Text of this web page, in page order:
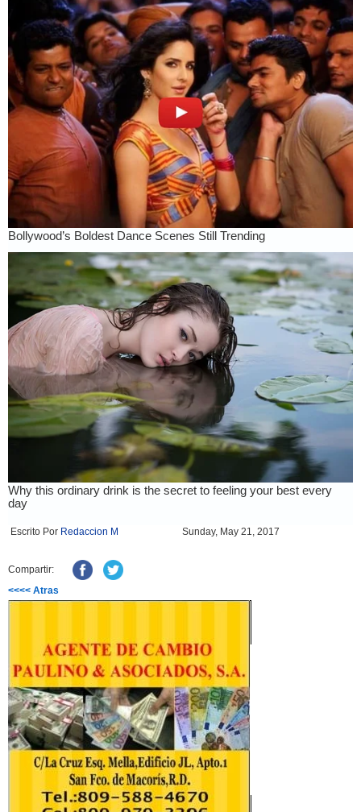
Escrito Por Redaccion M Sunday, May 21, 2017
Compartir:
<<<< Atras